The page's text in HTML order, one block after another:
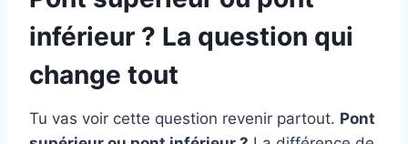
inférieur ? La question qui
change tout
Tu vas voir cette question revenir partout. Pont